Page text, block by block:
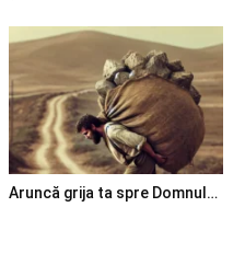
Aruncă grija ta spre Domnul…